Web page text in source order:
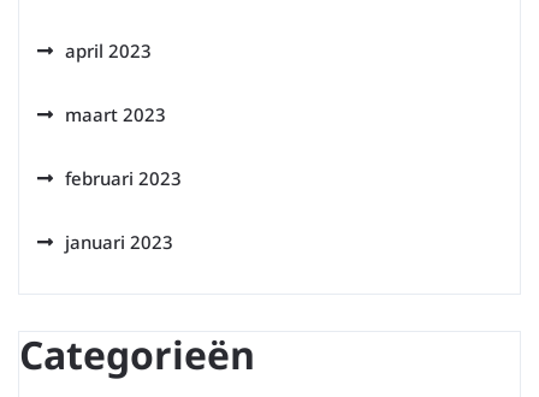
april 2023
maart 2023
februari 2023
januari 2023
Categorieën